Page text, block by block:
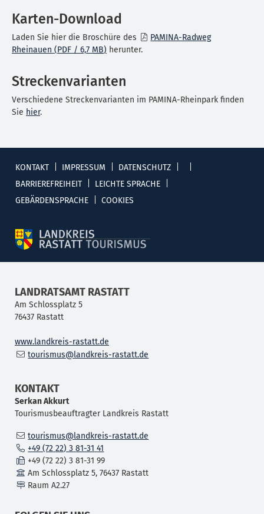
Karten-Download
Laden Sie hier die Broschüre des
PAMINA-Radweg
Rheinauen (PDF / 6,7 MB) herunter.
Streckenvarianten
Verschiedene Streckenvarianten im PAMINA-Rheinpark finden
Sie hier.
KONTAKT IMPRESSUM
DATENSCHUTZ
BARRIEREFREIHEIT
LEICHTE SPRACHE
GEBÄRDENSPRACHE
COOKIES
LANDRATSAMT RASTATT
Am Schlossplatz 5
76437 Rastatt
www.landkreis-rastatt.de
tourismus@landkreis-rastatt.de
KONTAKT
SerkanAkkurt
Tourismusbeauftragter Landkreis Rastatt
tourismus@landkreis-rastatt.de
+49 (72 22) 3 81-31 41
+49 (72 22) 3 81-31 99
Am Schlossplatz 5, 76437 Rastatt
Raum A2.27